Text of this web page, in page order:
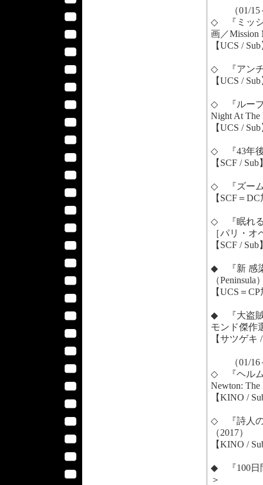
（01/15
◇ 『ミッシ
画／Mission
【UCS /
◇ 『アンチ
【UCS /
◇ 『ルーブ
Night At The
【UCS /
◇ 『43年後
【SCF / Sub
◇ 『ズーム
【SCF＝
◇ 『眠れる
［パリ・
【SCF / Sub
◆ 『新 感
（
【UCS＝
◆ 『大盗賊
モンド傑
【サツゲキ
（01/16
◇ 『ヘルム
Newton:
【KINO /
◇ 『詩人の
（2017）
【KINO /
◆ 『100日
＞